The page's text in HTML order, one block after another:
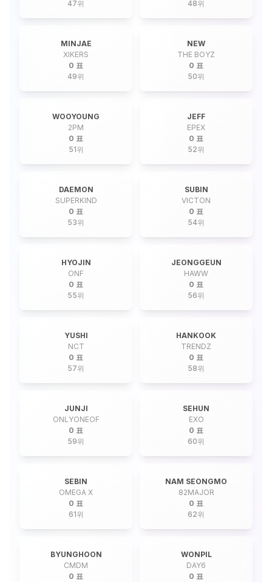
47위
48위
MINJAE
XIKERS
0 표
49위
NEW
THE BOYZ
0 표
50위
WOOYOUNG
2PM
0 표
51위
JEFF
EPEX
0 표
52위
DAEMON
SUPERKIND
0 표
53위
SUBIN
VICTON
0 표
54위
HYOJIN
ONF
0 표
55위
JEONGGEUN
HAWW
0 표
56위
YUSHI
NCT
0 표
57위
HANKOOK
TRENDZ
0 표
58위
JUNJI
ONLYONEOF
0 표
59위
SEHUN
EXO
0 표
60위
SEBIN
OMEGA X
0 표
61위
NAM SEONGMO
82MAJOR
0 표
62위
BYUNGHOON
CMDM
0 표
WONPIL
DAY6
0 표